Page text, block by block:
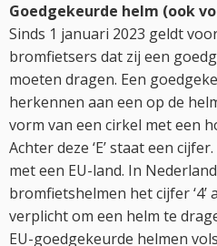
Goedgekeurde helm (ook
Sinds 1 januari 2023 geldt
bromfietsers dat zij een
moeten dragen. Een
herkennen aan een op de
vorm van een cirkel met een
Achter deze ‘E’ staat een
met een EU-land. In
bromfietshelmen het cijfer ‘4’
verplicht om een helm te
EU-goedgekeurde helmen